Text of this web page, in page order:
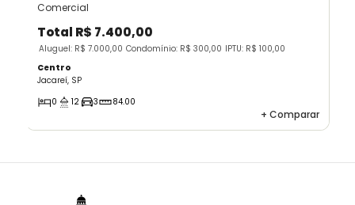
Comercial
Total R$ 7.400,00
Aluguel: R$ 7.000,00 Condomínio: R$ 300,00 IPTU: R$ 100,00
Centro
Jacareí, SP
0
12 3 84.00
+ Comparar